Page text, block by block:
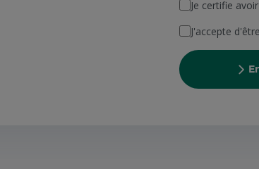
Je certifie
J'accepte